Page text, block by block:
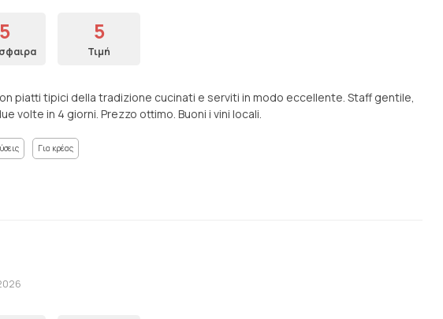
5 5
Τιμή
piatti tipici della tradizione cucinati e serviti in modo eccellente. Staff gentile,
volte in 4 giorni. Prezzo ottimo. Buoni i vini locali.
Για κρέας